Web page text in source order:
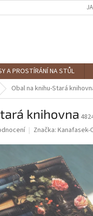
A PROSTÍRÁNÍ NA STŮL
Obal na knihu-Stará
knihovna
Značka: Kanafasek-